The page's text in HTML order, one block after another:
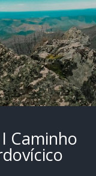
Caminho